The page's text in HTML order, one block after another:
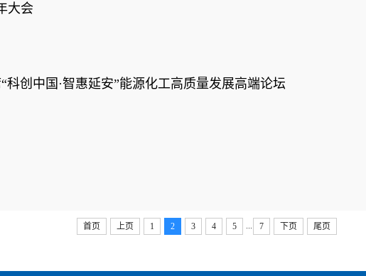
大会
创中国·智惠延安”能源化工高质量发展高端论坛
首页 上页 1 2 3 4 5 ... 7 下页 尾页